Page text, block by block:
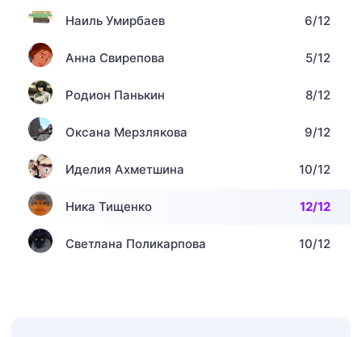
Наиль Умирбаев 6/12
Анна Свирепова 5/12
Родион Панькин 8/12
Оксана Мерзлякова 9/12
Иделия Ахметшина 10/12
Ника Тищенко 12/12
Светлана Поликарпова 10/12